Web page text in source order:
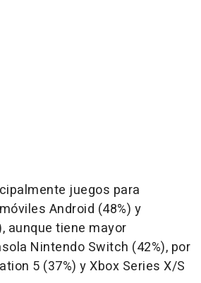
juegos para
Android (48%) y
aunque tiene mayor
Nintendo Switch (42%), por
5 (37%) y Xbox Series X/S